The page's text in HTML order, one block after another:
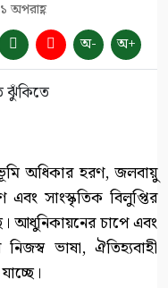
অপরাহ্ণ
অ- অ+
অধিকার হরণ, জলবায়ু
এবং সাংস্কৃতিক বিলুপ্তির
আধুনিকায়নের চাপে এবং
ভাষা, ঐতিহ্যবাহী